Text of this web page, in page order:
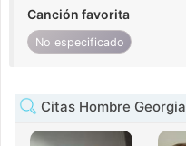
Canción favorita
No especificado
Citas Hombre Georgia